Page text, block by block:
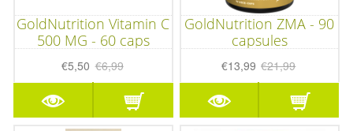
GoldNutrition Vitamin C
500 MG - 60 caps
€5,50 €6,99
GoldNutrition ZMA - 90
capsules
€13,99 €21,99